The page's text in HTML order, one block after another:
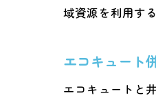
域資源を利用す
エコキュート
エコキュートと